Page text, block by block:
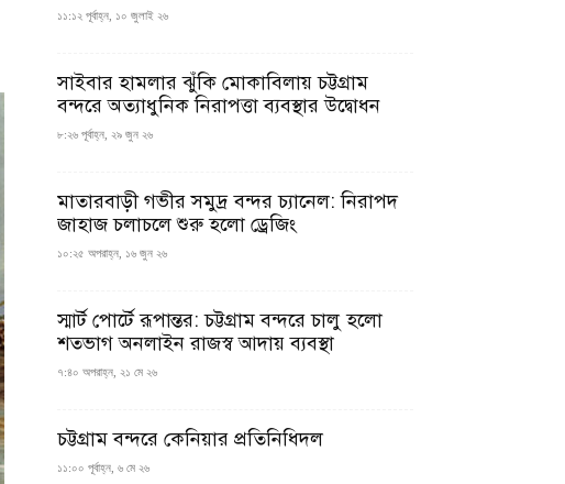
১১:১২ পূর্বাহ্ন, ১০ জুলাই ২৬
সাইবার হামলার ঝুঁকি মোকাবিলায় চট্টগ্রাম
বন্দরে অত্যাধুনিক নিরাপত্তা ব্যবস্থার উদ্বোধন
৮:২৬ পূর্বাহ্ন, ২৯ জুন ২৬
মাতারবাড়ী গভীর সমুদ্র বন্দর চ্যানেল: নিরাপদ
জাহাজ চলাচলে শুরু হলো ড্রেজিং
১০:২৫ অপরাহ্ন, ১৬ জুন ২৬
স্মার্ট পোর্টে রূপান্তর: চট্টগ্রাম বন্দরে চালু হলো
শতভাগ অনলাইন রাজস্ব আদায় ব্যবস্থা
৭:৪০ অপরাহ্ন, ২১ মে ২৬
চট্টগ্রাম বন্দরে কেনিয়ার প্রতিনিধিদল
১১:০০ পূর্বাহ্ন, ৬ মে ২৬